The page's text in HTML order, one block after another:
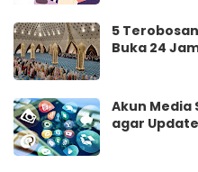
5
Buka 24
Akun Media
agar